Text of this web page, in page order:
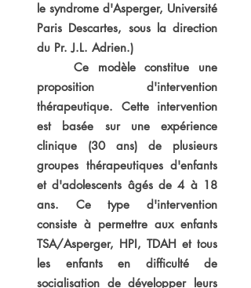
le syndrome d'Asperger, Université
Paris Descartes, sous la direction
du Pr. J.L. Adrien.)
Ce modèle constitue une
proposition d'intervention
thérapeutique. Cette intervention
est basée sur une expérience
clinique (30 ans) de plusieurs
groupes thérapeutiques d'enfants
et d'adolescents âgés de 4 à 18
ans. Ce type d'intervention
consiste à permettre aux enfants
TSA/Asperger, HPI, TDAH et tous
les enfants en difficulté de
socialisation de développer leurs